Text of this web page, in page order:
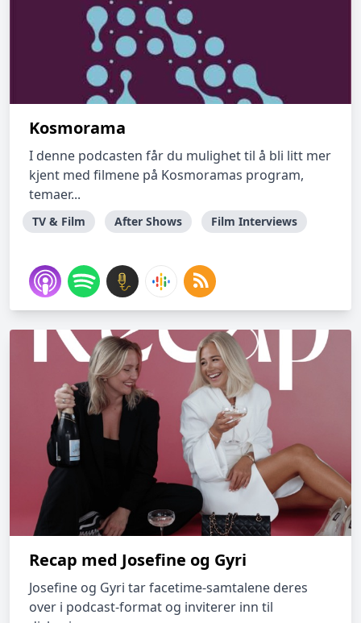
Kosmorama
I denne podcasten får du mulighet til å bli litt mer
kjent med filmene på Kosmoramas program,
temaer...
TV & Film After Shows Film Interviews
Recap med Josefine og Gyri
Josefine og Gyri tar facetime-samtalene deres
over i podcast-format og inviterer inn til